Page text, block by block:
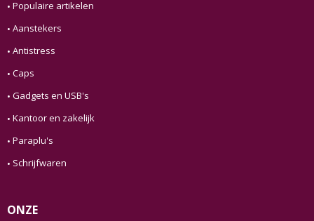
Populaire artikelen
Aanstekers
Antistress
Caps
Gadgets en USB's
Kantoor en zakelijk
Paraplu's
Schrijfwaren
ONZE